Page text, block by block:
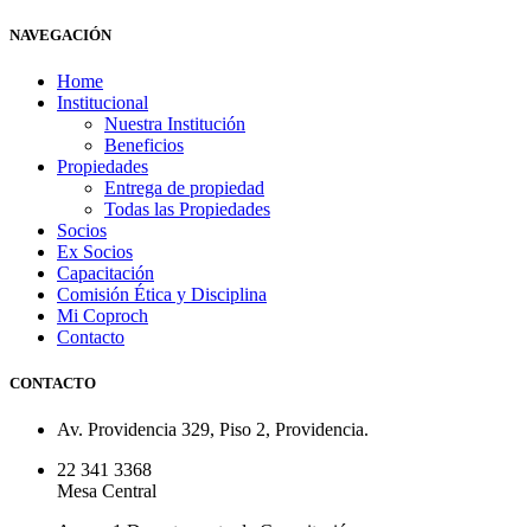
NAVEGACIÓN
Home
Institucional
Nuestra Institución
Beneficios
Propiedades
Entrega de propiedad
Todas las Propiedades
Socios
Ex Socios
Capacitación
Comisión Ética y Disciplina
Mi Coproch
Contacto
CONTACTO
Av. Providencia 329, Piso 2, Providencia.
22 341 3368
Mesa Central